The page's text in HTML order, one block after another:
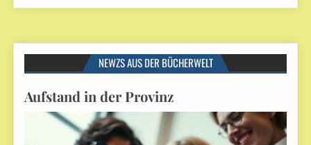
NEWZS AUS DER BÜCHERWELT
Aufstand in der Provinz